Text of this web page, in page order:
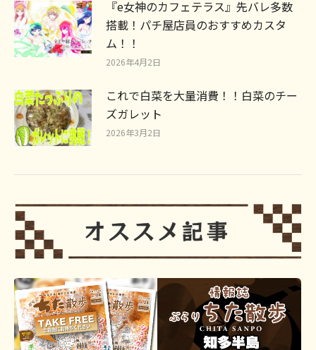
『e女神のカフェテラス』先バレ多数
搭載！パチ屋店員のおすすめカスタ
ム！！
2026年4月2日
これで白菜を大量消費！！白菜のチー
ズガレット
2026年3月2日